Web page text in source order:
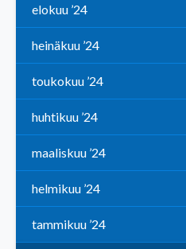
elokuu ’24
heinäkuu ’24
toukokuu ’24
huhtikuu ’24
maaliskuu ’24
helmikuu ’24
tammikuu ’24